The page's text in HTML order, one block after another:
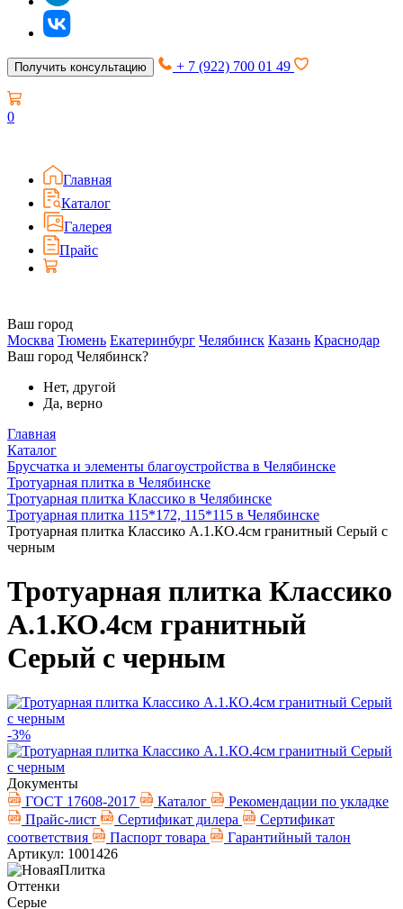
Получить консультацию + 7 (922) 700 01 49
0
Главная
Каталог
Галерея
Прайс
Ваш город
Москва Тюмень Екатеринбург Челябинск Казань Краснодар
Ваш город Челябинск?
Нет, другой
Да, верно
Главная
Каталог
Брусчатка и элементы благоустройства в Челябинске
Тротуарная плитка в Челябинске
Тротуарная плитка Классико в Челябинске
Тротуарная плитка 115*172, 115*115 в Челябинске
Тротуарная плитка Классико А.1.КО.4см гранитный Серый с
черным
Тротуарная плитка Классико
А.1.КО.4см гранитный
Серый с черным
-3%
Документы
ГОСТ 17608-2017
Каталог
Рекомендации по укладке
Прайс-лист
Сертификат дилера
Сертификат
соответствия
Паспорт товара
Гарантийный талон
Артикул: 1001426
Оттенки
Серые